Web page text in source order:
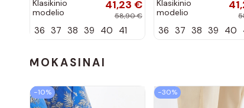
Klasikinio
modelio
bateliai iš
spalvos Nesha
41,23 €
58,90 €
36 37 38 39 40 41
Klasikinio
modelio
bateliai iš
36 37 38 39 40
MOKASINAI
−10% −30%